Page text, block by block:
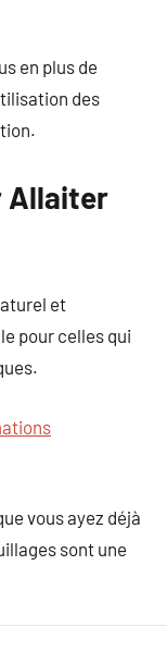
en plus de
des
Allaiter
et
pour celles qui
vous ayez déjà
sont une